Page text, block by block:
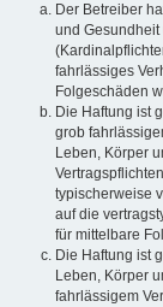
Der Betreiber
und Gesundheit
fahrlässiges
Folgeschäden
Die Haftung ist
grob
Leben, Körper
typischerweise
auf die
für mittelbare
Die Haftung ist
Leben, Körper
fahrlässigem